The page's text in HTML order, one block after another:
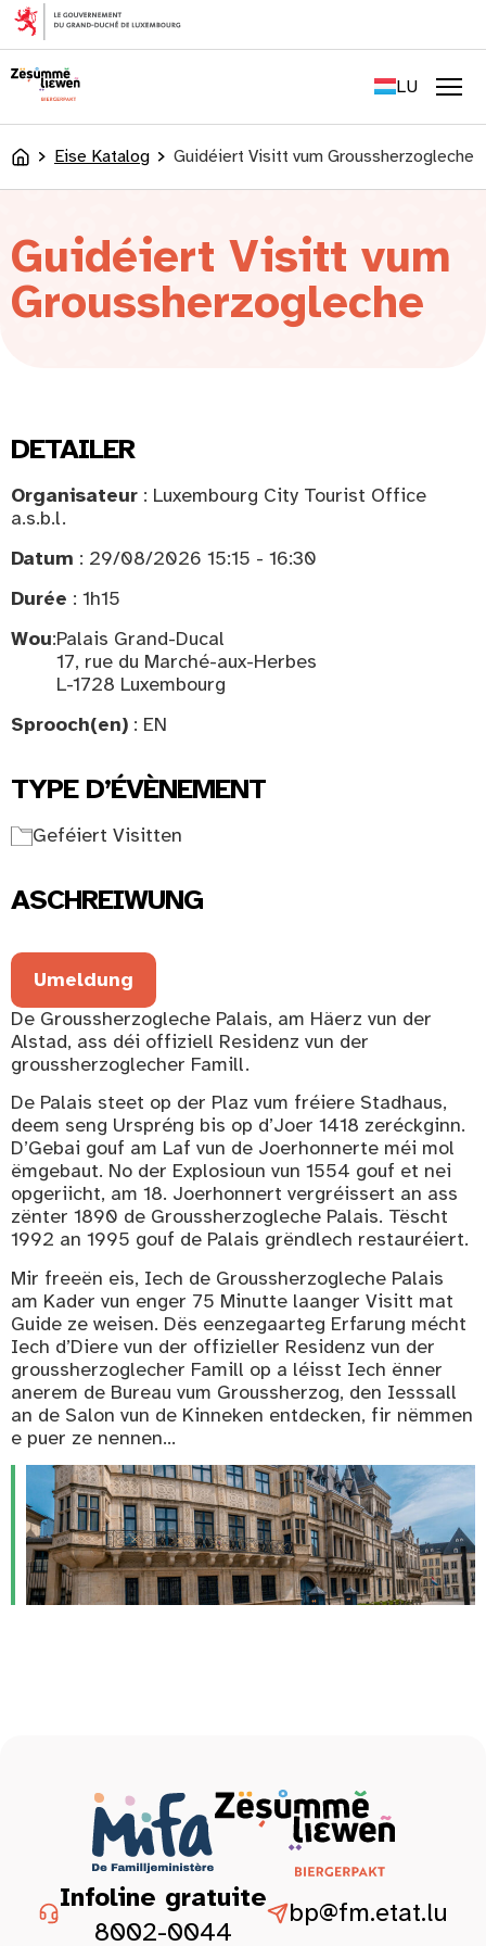
content
LU
DE
AccueilEise Katalog Guidéiert Visitt vum Groussherzogleche
Guidéiert Visitt vum
Groussherzogleche
DETAILER
Organisateur : Luxembourg City Tourist Office
a.s.b.l.
Datum : 29/08/2026 15:15 - 16:30
Durée : 1h15
Wou:Palais Grand-Ducal
17, rue du Marché-aux-Herbes
L-1728 Luxembourg
Sprooch(en) : EN
TYPE D’ÉVÈNEMENT
Geféiert Visitten
ASCHREIWUNG
Umeldung
De Groussherzogleche Palais, am Häerz vun der
Alstad, ass déi offiziell Residenz vun der
groussherzoglecher Famill.
De Palais steet op der Plaz vum fréiere Stadhaus,
deem seng Urspréng bis op d’Joer 1418 zeréckginn.
D’Gebai gouf am Laf vun de Joerhonnerte méi mol
ëmgebaut. No der Explosioun vun 1554 gouf et nei
opgeriicht, am 18. Joerhonnert vergréissert an ass
zënter 1890 de Groussherzogleche Palais. Tëscht
1992 an 1995 gouf de Palais grëndlech restauréiert.
Mir freeën eis, Iech de Groussherzogleche Palais
am Kader vun enger 75 Minutte laanger Visitt mat
Guide ze weisen. Dës eenzegaarteg Erfarung mécht
Iech d’Diere vun der offizieller Residenz vun der
groussherzoglecher Famill op a léisst Iech ënner
anerem de Bureau vum Groussherzog, den Iesssall
an de Salon vun de Kinneken entdecken, fir nëmmen
e puer ze nennen…
Infoline gratuite
8002-0044
bp@fm.etat.lu